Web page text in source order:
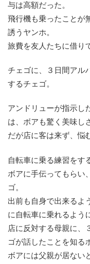
与は高額だった。
飛行機も乗ったことが
誘うヤンホ。
旅費を友人たちに借り
チェゴに、３日間アル
するチェゴ。
アンドリューが指示し
は、ボアも驚く美味し
だが店に客は来ず、悩
自転車に乗る練習をす
ボアに手伝ってもらい
ゴ。
出前も自身で出来るよ
に自転車に乗れるよう
店に反対する母親に、
ゴが話したことを知る
ボアには父親が居ない